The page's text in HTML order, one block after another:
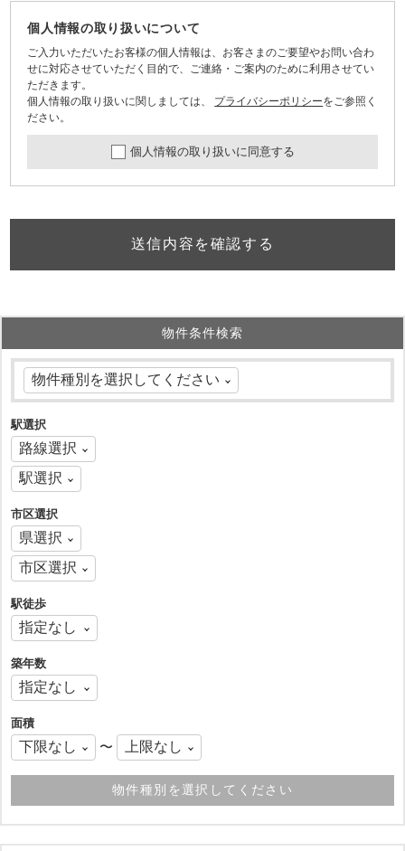
個人情報の取り扱いについて
ご入力いただいたお客様の個人情報は、お客さまのご要望やお問い合わ
せに対応させていただく目的で、ご連絡・ご案内のために利用させてい
ただきます。
個人情報の取り扱いに関しましては、 プライバシーポリシーをご参照く
ださい。
個人情報の取り扱いに同意する
送信内容を確認する
物件条件検索
駅選択
市区選択
駅徒歩
築年数
面積
〜